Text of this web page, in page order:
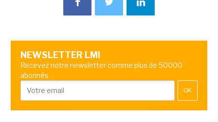
NEWSLETTER LMI
Recevez notre newsletter comme plus de 50000
abonnés
OK